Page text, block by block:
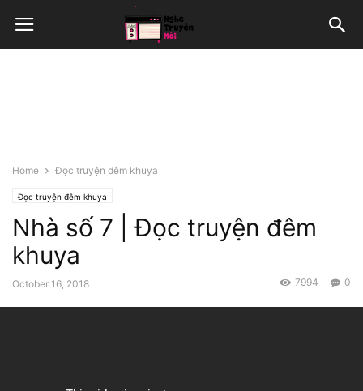
Home Đọc truyện đêm khuya
Đọc truyện đêm khuya
Nhà số 7 | Đọc truyện đêm
khuya
October 16, 2018 0
7994